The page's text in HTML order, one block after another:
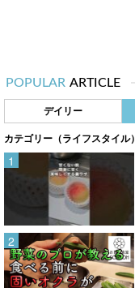
POPULAR ARTICLE
デイリー
カテゴリー（ライフスタイル）